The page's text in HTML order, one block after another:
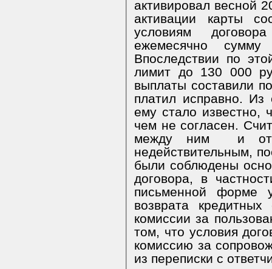
активировал весной
активации карты
условиям
ежемесячно
Впоследствии по
лимит до 130 000
выплаты составили
платил исправно. Из
ему стало известно,
чем не согласен.
между ним
и
недействительным,
были соблюдены
договора, в
письменной форме
возврата
комиссии за
том, что условия
комиссию за
из переписки с